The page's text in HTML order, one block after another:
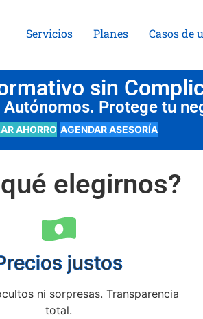
Servicios Planes Casos de
sin
Protege tu
AHORRO AGENDAR ASESORÍA
elegirnos?
justos
ni sorpresas. Transparencia
total.